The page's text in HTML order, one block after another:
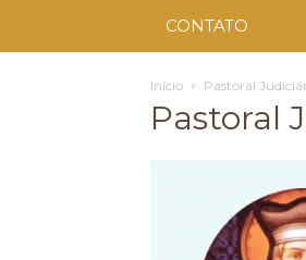
CONTATO
Início Pastoral
Pastoral